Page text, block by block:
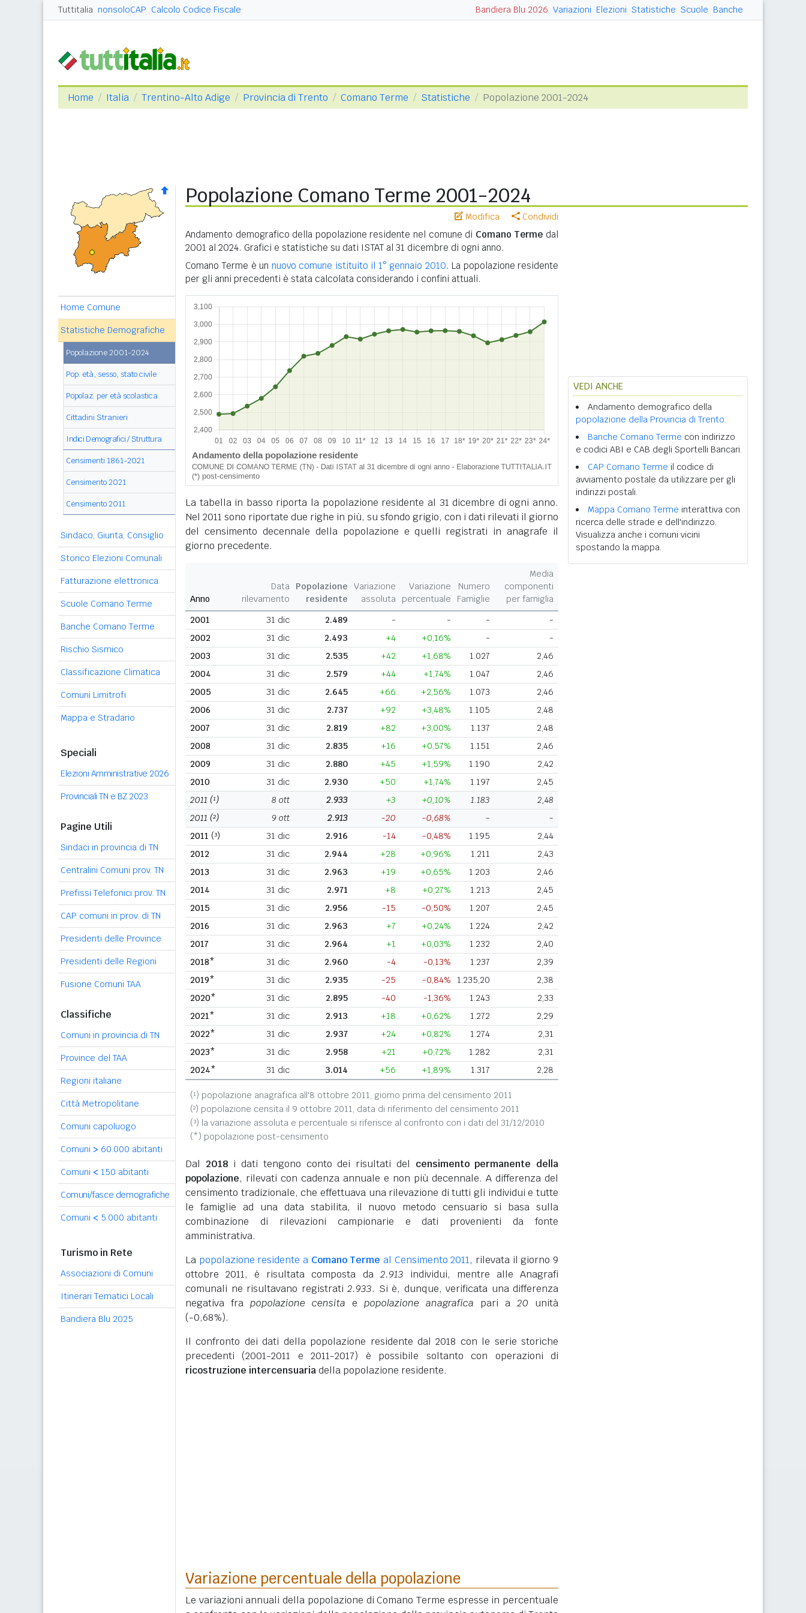
Tuttitalia nonsoloCAP Calcolo Codice Fiscale Bandiera Blu 2026 Variazioni Elezioni Statistiche Scuole Banche
Home Italia Trentino-Alto Adige Provincia di Trento Comano Terme Statistiche Popolazione 2001-2024
Home Comune
Statistiche Demografiche
Popolazione 2001-2024
Pop. età, sesso, stato civile
Popolaz. per età scolastica
Cittadini Stranieri
Indici Demografici / Struttura
Censimenti 1861-2021
Censimento 2021
Censimento 2011
Sindaco, Giunta, Consiglio
Storico Elezioni Comunali
Fatturazione elettronica
Scuole Comano Terme
Banche Comano Terme
Rischio Sismico
Classificazione Climatica
Comuni Limitrofi
Mappa e Stradario
Speciali
Elezioni Amministrative 2026
Provinciali TN e BZ 2023
Pagine Utili
Sindaci in provincia di TN
Centralini Comuni prov. TN
Prefissi Telefonici prov. TN
CAP comuni in prov. di TN
Presidenti delle Province
Presidenti delle Regioni
Fusione Comuni TAA
Classifiche
Comuni in provincia di TN
Province del TAA
Regioni italiane
Città Metropolitane
Comuni capoluogo
Comuni > 60.000 abitanti
Comuni < 150 abitanti
Comuni/fasce demografiche
Comuni < 5.000 abitanti
Turismo in Rete
Associazioni di Comuni
Itinerari Tematici Locali
Bandiera Blu 2025
Popolazione Comano Terme 2001-2024
Modifica Condividi
Andamento demografico della popolazione residente nel comune di Comano Terme dal
2001 al 2024. Grafici e statistiche su dati ISTAT al 31 dicembre di ogni anno.
Comano Terme è un nuovo comune istituito il 1° gennaio 2010. La popolazione residente
per gli anni precedenti è stata calcolata considerando i confini attuali.
La tabella in basso riporta la popolazione residente al 31 dicembre di ogni anno.
Nel 2011 sono riportate due righe in più, su sfondo grigio, con i dati rilevati il giorno
del censimento decennale della popolazione e quelli registrati in anagrafe il
giorno precedente.
Anno
Data
rilevamento
Popolazione
residente
Variazione
assoluta
Variazione
percentuale
Numero
Famiglie
Media
componenti
per famiglia
2001
31 dic 2.489 - - -
-
2002
31 dic 2.493 +4 +0,16% -
-
2003
31 dic 2.535 +42 +1,68% 1.027
2,46
2004
31 dic 2.579 +44 +1,74% 1.047
2,46
2005
31 dic 2.645 +66 +2,56% 1.073
2,46
2006
31 dic 2.737 +92 +3,48% 1.105
2,48
2007
31 dic 2.819 +82 +3,00% 1.137
2,48
2008
31 dic 2.835 +16 +0,57% 1.151
2,46
2009
31 dic 2.880 +45 +1,59% 1.190
2,42
2010
31 dic 2.930 +50 +1,74% 1.197
2,45
2011 (¹) 8 ott 2.933 +3 +0,10% 1.183
2,48
2011 (²) 9 ott 2.913 -20 -0,68% -
-
2011 (³) 31 dic 2.916 -14 -0,48% 1.195
2,44
2012
31 dic 2.944 +28 +0,96% 1.211
2,43
2013
31 dic 2.963 +19 +0,65% 1.203
2,46
2014
31 dic 2.971 +8 +0,27% 1.213
2,45
2015
31 dic 2.956 -15 -0,50% 1.207
2,45
2016
31 dic 2.963 +7 +0,24% 1.224
2,42
2017
31 dic 2.964 +1 +0,03% 1.232
2,40
2018*
31 dic 2.960 -4 -0,13% 1.237
2,39
2019*
31 dic 2.935 -25 -0,84% 1.235,20
2,38
2020*
31 dic 2.895 -40 -1,36% 1.243
2,33
2021*
31 dic 2.913 +18 +0,62% 1.272
2,29
2022*
31 dic 2.937 +24 +0,82% 1.274
2,31
2023*
31 dic 2.958 +21 +0,72% 1.282
2,31
2024*
31 dic 3.014 +56 +1,89% 1.317 2,28
(¹) popolazione anagrafica all'8 ottobre 2011, giorno prima del censimento 2011
(²) popolazione censita il 9 ottobre 2011, data di riferimento del censimento 2011
(³) la variazione assoluta e percentuale si riferisce al confronto con i dati del 31/12/2010
(*) popolazione post-censimento
Dal 2018 i dati tengono conto dei risultati del censimento permanente della
popolazione, rilevati con cadenza annuale e non più decennale. A differenza del
censimento tradizionale, che effettuava una rilevazione di tutti gli individui e tutte
le famiglie ad una data stabilita, il nuovo metodo censuario si basa sulla
combinazione di rilevazioni campionarie e dati provenienti da fonte
amministrativa.
La popolazione residente a Comano Terme al Censimento 2011, rilevata il giorno 9
ottobre 2011, è risultata composta da 2.913 individui, mentre alle Anagrafi
comunali ne risultavano registrati 2.933. Si è, dunque, verificata una differenza
negativa fra popolazione censita e popolazione anagrafica pari a 20 unità
(-0,68%).
Il confronto dei dati della popolazione residente dal 2018 con le serie storiche
precedenti (2001-2011 e 2011-2017) è possibile soltanto con operazioni di
ricostruzione intercensuariadella popolazione residente.
Variazione percentuale della popolazione
Le variazioni annuali della popolazione di Comano Terme espresse in percentuale
VEDI ANCHE
Andamento demografico della
popolazione della Provincia di Trento.
Banche Comano Terme con indirizzo
e codici ABI e CAB degli Sportelli Bancari.
CAP Comano Terme il codice di
avviamento postale da utilizzare per gli
indirizzi postali.
Mappa Comano Terme interattiva con
ricerca delle strade e dell'indirizzo.
Visualizza anche i comuni vicini
spostando la mappa.